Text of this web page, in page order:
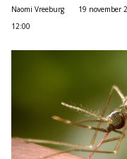
Naomi Vreeburg
19 november
12:00